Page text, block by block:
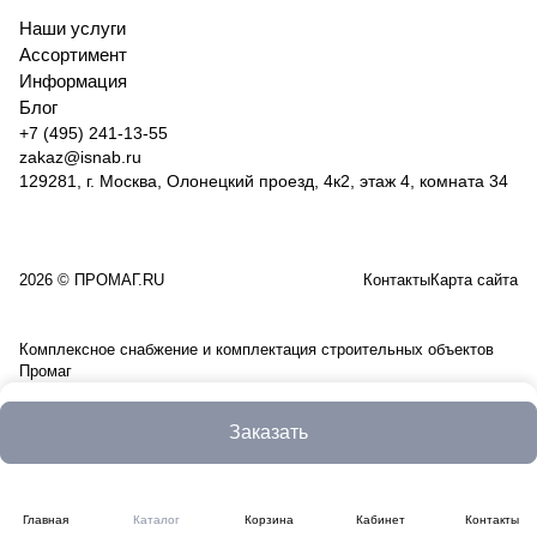
Заказать
Главная Каталог Корзина Кабинет Контакты
Наши услуги
Ассортимент
Информация
Блог
+7 (495) 241-13-55
zakaz@isnab.ru
129281, г. Москва, Олонецкий проезд, 4к2, этаж 4, комната 34
2026 © ПРОМАГ.RU КонтактыКарта сайта
Комплексное снабжение и комплектация строительных объектов
Промаг